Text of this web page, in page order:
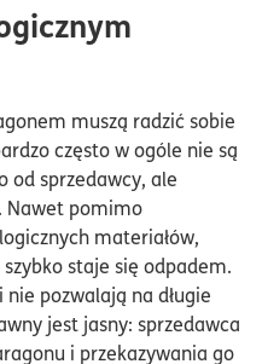
muszą radzić sobie
często w ogóle nie są
od sprzedawcy, ale
Nawet pomimo
materiałów,
staje się odpadem.
pozwalają na długie
jest jasny: sprzedawca
i przekazywania go